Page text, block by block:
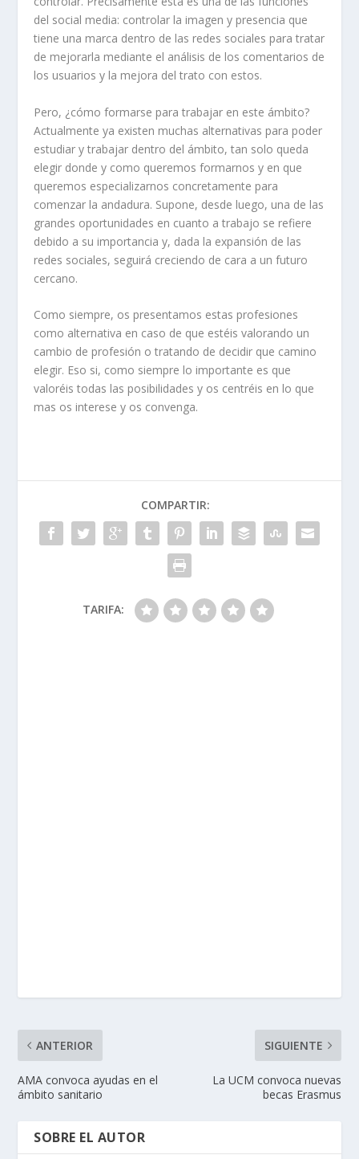
del social media: controlar la imagen y presencia que
tiene una marca dentro de las redes sociales para tratar
de mejorarla mediante el análisis de los comentarios de
los usuarios y la mejora del trato con estos.
Pero, ¿cómo formarse para trabajar en este ámbito?
Actualmente ya existen muchas alternativas para poder
estudiar y trabajar dentro del ámbito, tan solo queda
elegir donde y como queremos formarnos y en que
queremos especializarnos concretamente para
comenzar la andadura. Supone, desde luego, una de las
grandes oportunidades en cuanto a trabajo se refiere
debido a su importancia y, dada la expansión de las
redes sociales, seguirá creciendo de cara a un futuro
cercano.
Como siempre, os presentamos estas profesiones
como alternativa en caso de que estéis valorando un
cambio de profesión o tratando de decidir que camino
elegir. Eso si, como siempre lo importante es que
valoréis todas las posibilidades y os centréis en lo que
mas os interese y os convenga.
COMPARTIR:
TARIFA:
ANTERIOR
AMA convoca ayudas en el
ámbito sanitario
SIGUIENTE
La UCM convoca nuevas
becas Erasmus
SOBRE EL AUTOR